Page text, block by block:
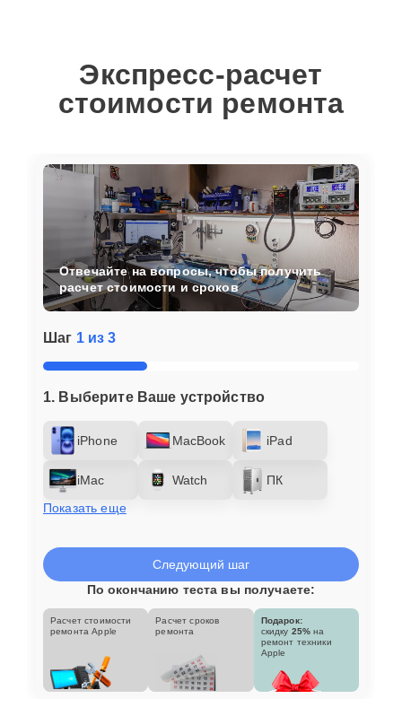
Экспресс-расчет
стоимости ремонта
Шаг 1 из 3
1. Выберите Ваше устройство
iPhone MacBook iPad
iMac Watch
ПК
Показать еще
Отвечайте на вопросы, чтобы получить
расчет стоимости и сроков
Следующий шаг
По окончанию теста вы получаете:
Расчет стоимости
ремонта Apple
Расчет сроков
ремонта
Подарок:
скидку 25% на
ремонт техники
Apple